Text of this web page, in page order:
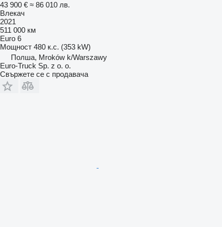
43 900 € ≈ 86 010 лв.
Влекач
2021
511 000 км
Euro 6
Мощност 480 к.с. (353 kW)
Полша, Mroków k/Warszawy
Euro-Truck Sp. z o. o.
Свържете се с продавача